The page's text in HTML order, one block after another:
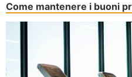
Come mantenere i buoni